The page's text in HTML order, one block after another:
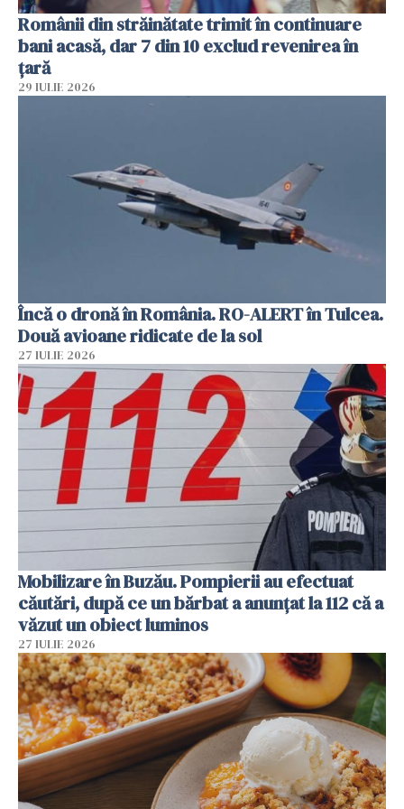
Românii din străinătate trimit în continuare
bani acasă, dar 7 din 10 exclud revenirea în
țară
29 IULIE 2026
Încă o dronă în România. RO-ALERT în Tulcea.
Două avioane ridicate de la sol
27 IULIE 2026
Mobilizare în Buzău. Pompierii au efectuat
căutări, după ce un bărbat a anunțat la 112 că a
văzut un obiect luminos
27 IULIE 2026